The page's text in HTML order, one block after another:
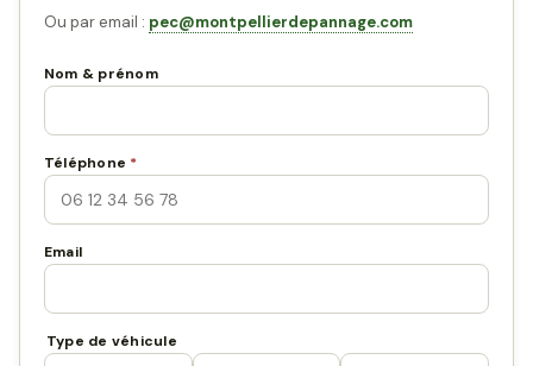
Ou par email : pec@montpellierdepannage.com
Nom & prénom
Téléphone *
Email
Type de véhicule